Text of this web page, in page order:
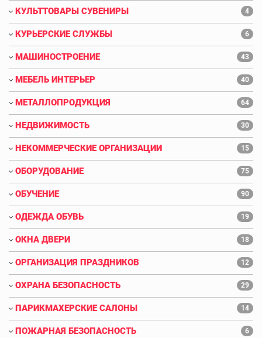
КУЛЬТТОВАРЫ СУВЕНИРЫ 4
КУРЬЕРСКИЕ СЛУЖБЫ 6
МАШИНОСТРОЕНИЕ 43
МЕБЕЛЬ ИНТЕРЬЕР 40
МЕТАЛЛОПРОДУКЦИЯ 64
НЕДВИЖИМОСТЬ 30
НЕКОММЕРЧЕСКИЕ ОРГАНИЗАЦИИ 15
ОБОРУДОВАНИЕ 75
ОБУЧЕНИЕ 90
ОДЕЖДА ОБУВЬ 19
ОКНА ДВЕРИ 18
ОРГАНИЗАЦИЯ ПРАЗДНИКОВ 12
ОХРАНА БЕЗОПАСНОСТЬ 29
ПАРИКМАХЕРСКИЕ САЛОНЫ 14
ПОЖАРНАЯ БЕЗОПАСНОСТЬ 6